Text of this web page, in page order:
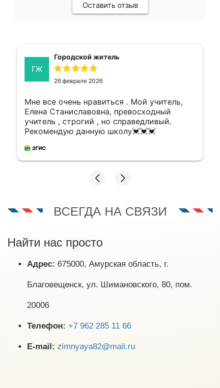
Оставить отзыв
ГЖ
Городской житель
26 февраля 2026
Мне все очень нравиться . Мой учитель,
Елена Станиславовна, превосходный
учитель , строгий , но справедливый.
Рекомендую данную школу💓💓💓
ВСЕГДА НА СВЯЗИ
Найти нас просто
Адрес: 675000, Амурская область, г.
Благовещенск, ул. Шимановского, 80, пом.
20006
Телефон: +7 962 285 11 66
E-mail: zimnyaya82@mail.ru